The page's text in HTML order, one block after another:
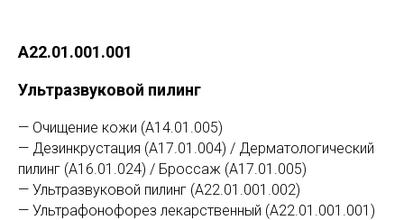
А22.01.001.001
Ультразвуковой пилинг
— Очищение кожи (А14.01.005)
— Дезинкрустация (А17.01.004) / Дерматологический
пилинг (А16.01.024) / Броссаж (А17.01.005)
— Ультразвуковой пилинг (А22.01.001.002)
— Ультрафонофорез лекарственный (А22.01.001.001)